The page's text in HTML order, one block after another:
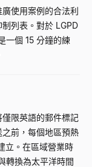
使用案例的合法利
列表。對於 LGPD
一個 15 分鐘的練
限英語的郵件標記
前，每個地區預熱
立。在區域營業時
轉換為太平洋時間